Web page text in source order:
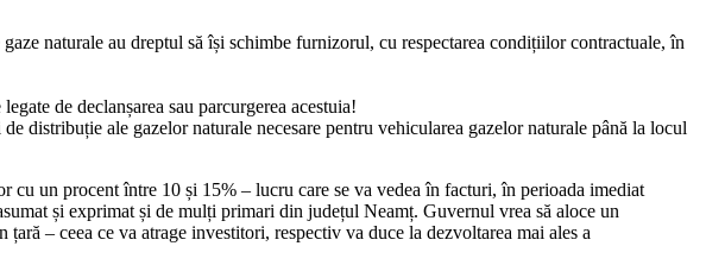
naturale au dreptul să își schimbe furnizorul, cu respectarea condițiilor contractuale, în
de declanșarea sau parcurgerea acestuia!
distribuție ale gazelor naturale necesare pentru vehicularea gazelor naturale până la locul
un procent între 10 și 15% – lucru care se va vedea în facturi, în perioada imediat
și exprimat și de mulți primari din județul Neamț. Guvernul vrea să aloce un
– ceea ce va atrage investitori, respectiv va duce la dezvoltarea mai ales a